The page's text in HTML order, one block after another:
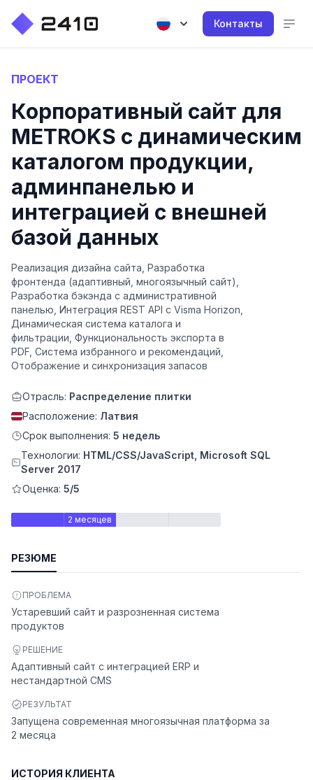
Контакты
ПРОЕКТ
Корпоративный сайт для
METROKS с динамическим
каталогом продукции,
админпанелью и
интеграцией с внешней
базой данных
Реализация дизайна сайта, Разработка
фронтенда (адаптивный, многоязычный сайт),
Разработка бэкэнда с административной
панелью, Интеграция REST API с Visma Horizon,
Динамическая система каталога и
фильтрации, Функциональность экспорта в
PDF, Система избранного и рекомендаций,
Отображение и синхронизация запасов
Отрасль: Распределение плитки
Расположение: Латвия
Срок выполнения: 5 недель
Технологии: HTML/CSS/JavaScript, Microsoft SQL
Server 2017
Оценка: 5/5
2 месяцев
РЕЗЮМЕ
ПРОБЛЕМА
Устаревший сайт и разрозненная система
продуктов
РЕШЕНИЕ
Адаптивный сайт с интеграцией ERP и
нестандартной CMS
РЕЗУЛЬТАТ
Запущена современная многоязычная платформа за
2 месяца
ИСТОРИЯ КЛИЕНТА